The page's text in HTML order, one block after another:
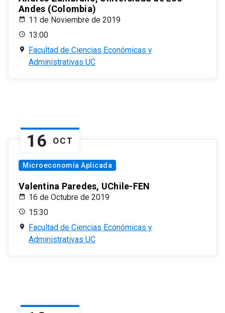
Andes (Colombia)
11 de Noviembre de 2019
13:00
Facultad de Ciencias Económicas y
Administrativas UC
16 OCT
Microeconomía Aplicada
Valentina Paredes, UChile-FEN
16 de Octubre de 2019
15:30
Facultad de Ciencias Económicas y
Administrativas UC